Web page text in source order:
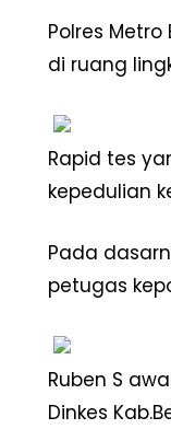
Polres
di ruang
Rapid tes
kepedulian
Pada
petugas
Ruben S
Dinkes